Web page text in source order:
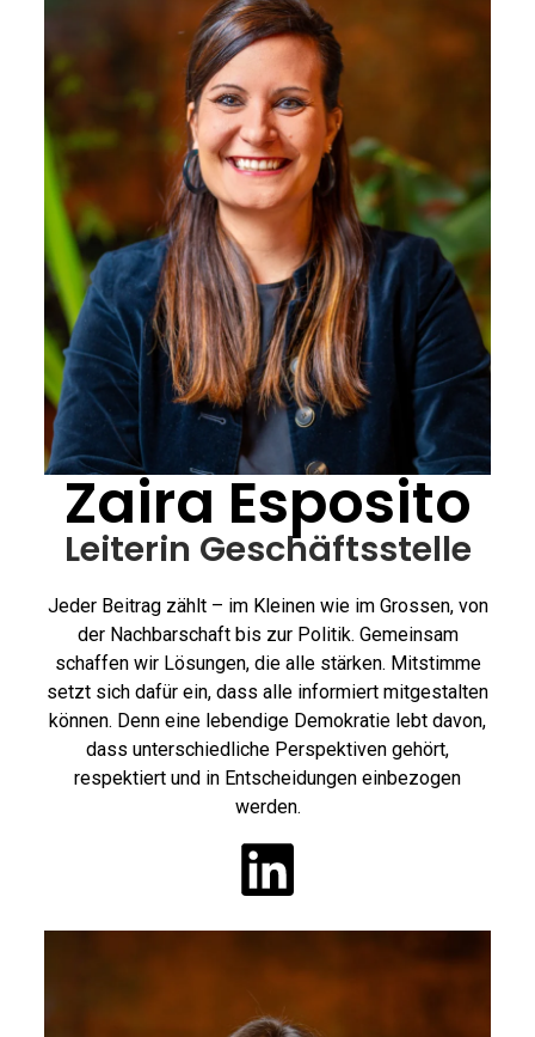
Zaira Esposito
Leiterin Geschäftsstelle
Jeder Beitrag zählt – im Kleinen wie im Grossen, von
der Nachbarschaft bis zur Politik. Gemeinsam
schaffen wir Lösungen, die alle stärken. Mitstimme
setzt sich dafür ein, dass alle informiert mitgestalten
können. Denn eine lebendige Demokratie lebt davon,
dass unterschiedliche Perspektiven gehört,
respektiert und in Entscheidungen einbezogen
werden.